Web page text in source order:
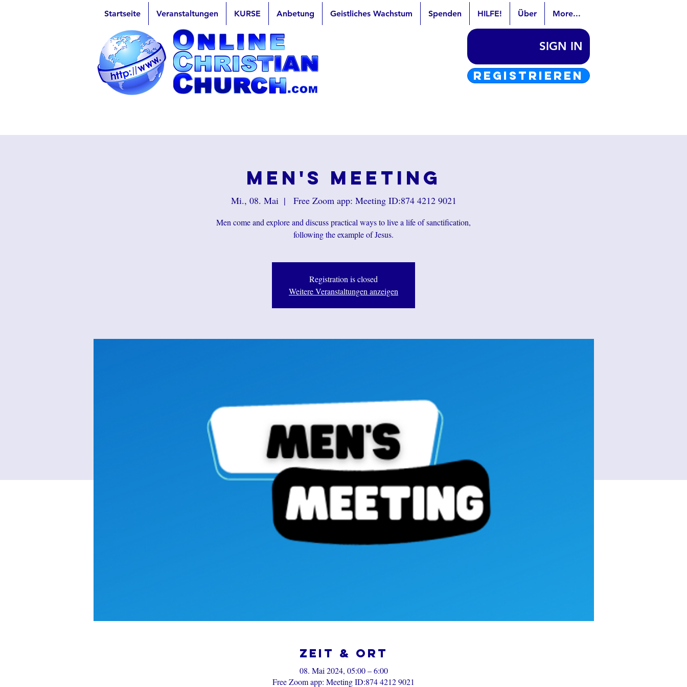
Startseite Veranstaltungen KURSE Anbetung Geistliches Wachstum Spenden HILFE! Über More...
Men's Meeting
Mi., 08. Mai
  |
Free Zoom app: Meeting ID:874 4212 9021
Men come and explore and discuss practical ways to live a life of sanctification,
following the example of Jesus.
Registration is closed
Weitere Veranstaltungen anzeigen
Zeit & Ort
08. Mai 2024, 05:00 – 6:00
Free Zoom app: Meeting ID:874 4212 9021
SIGN IN
REGISTRIEREN